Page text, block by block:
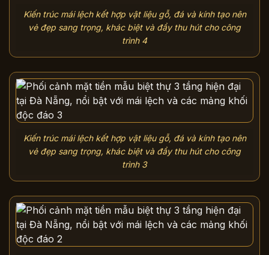
Kiến trúc mái lệch kết hợp vật liệu gỗ, đá và kính tạo nên
vẻ đẹp sang trọng, khác biệt và đầy thu hút cho công
trình 4
Kiến trúc mái lệch kết hợp vật liệu gỗ, đá và kính tạo nên
vẻ đẹp sang trọng, khác biệt và đầy thu hút cho công
trình 3